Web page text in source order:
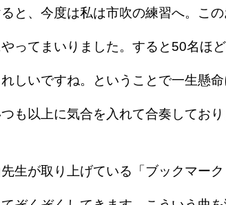
と、今度は私は市吹の練習へ。こ
ってまいりました。すると50名ほ
しいですね。ということで一生懸
も以上に気合を入れて合奏しており
生が取り上げている「ブックマー